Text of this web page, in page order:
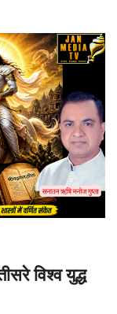
विश्व युद्ध